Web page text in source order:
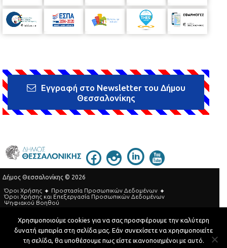
Εγγραφή στο Newsletter του Δήμου
Θεσσαλονίκης
Δήμος Θεσσαλονίκης © 2026
Όροι Χρήσης
Προστασία Προσωπικών Δεδομένων
Όροι Xρήσης και Eπεξεργασία Προσωπικών Δεδομένων
Ψηφιακού Βοηθού
Τηλεφωνικός Κατάλογος
Developed by MyCompany Projects
Χρησιμοποιούμε cookies για να σας προσφέρουμε την καλύτερη
δυνατή εμπειρία στη σελίδα μας. Εάν συνεχίσετε να χρησιμοποιείτε
τη σελίδα, θα υποθέσουμε πως είστε ικανοποιημένοι με αυτό.